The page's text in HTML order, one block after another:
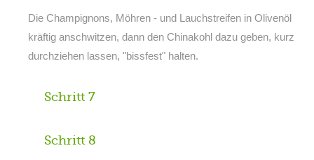
Die Champignons, Möhren - und Lauchstreifen in Olivenöl
kräftig anschwitzen, dann den Chinakohl dazu geben, kurz
durchziehen lassen, "bissfest" halten.
Schritt 7
Schritt 8